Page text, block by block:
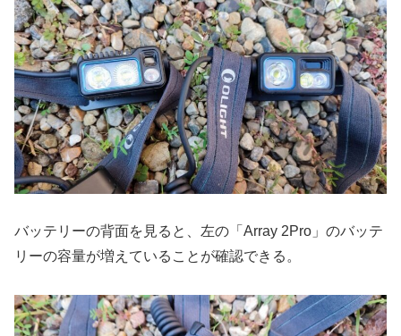
バッテリーの背面を見ると、左の「Array 2Pro」のバッテ
リーの容量が増えていることが確認できる。